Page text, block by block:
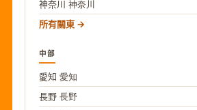
神奈川 神奈川
所有關東
中部
愛知 愛知
長野 長野